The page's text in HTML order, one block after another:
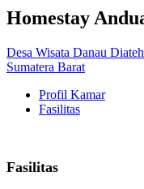
Homestay
Desa Wisata Danau
Sumatera Barat
Profil Kamar
Fasilitas
Fasilitas